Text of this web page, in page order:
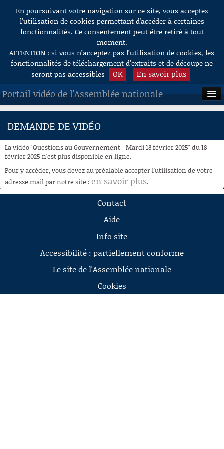
Aller au contenu
En poursuivant votre navigation sur ce site, vous acceptez
l’utilisation de cookies permettant d'accéder à certaines
fonctionnalités. Ce consentement peut être retiré à tout
moment.
ATTENTION : si vous n’acceptez pas l’utilisation de cookies, les
fonctionnalités de téléchargement d’extraits et de découpe ne
seront pas accessibles
OK En savoir plus
Portail vidéo de l'Assemblée nationale
ACCUEIL
À LA DEMANDE
RECHERCHE
AIDE À LA DÉCOUPE
DEMANDE DE VIDÉO
La vidéo "Questions au Gouvernement - Mardi 18 février 2025" du 18
février 2025 n'est plus disponible en ligne.
Pour y accéder, vous devez au préalable accepter l'utilisation de votre
adresse mail par notre site : en savoir plus.
Contact
Aide
Info site
Accessibilité : partiellement conforme
Le site de l'Assemblée nationale
Cookies